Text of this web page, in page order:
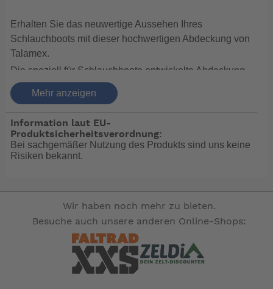
Erhalten Sie das neuwertige Aussehen Ihres
Schlauchboots mit dieser hochwertigen Abdeckung von
Talamex.
Die speziell für Schlauchboote entwickelte Abdeckung
bietet Schutz vor den schädlichen Auswirkungen von
UV-Strahlen sowie Schmutz und Regen.
Die Abdeckungen haben eine hervorragende Passform
und können mühelos und schnell über Ihrem Boot
angebracht werden.
spinndüsengefärbtes Polyester für einen robusten,
langlebigen und farbechten Bezug.
wasserabweisend und schimmelresistent
zusätzliches Innenfutter für optimalen Schutz
Verstärkung für eine optionale Stützstange
Mehr anzeigen
Information laut EU-
Produktsicherheitsverordnung:
Bei sachgemäßer Nutzung des Produkts sind uns keine
Risiken bekannt.
Wir haben noch mehr zu bieten.
Besuche auch unsere anderen Online-Shops: